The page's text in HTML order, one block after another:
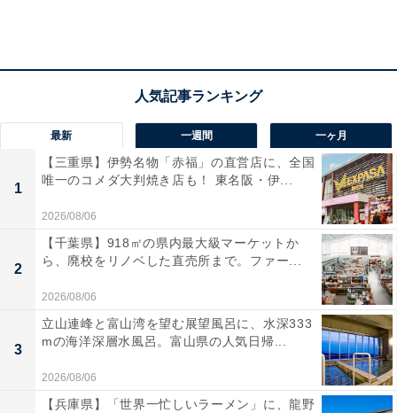
最新 一週間 一ヶ月
1
【三重県】伊勢名物「赤福」の直営店に、全国
唯一のコメダ大判焼き店も！ 東名阪・伊...
2026/08/06
2
【千葉県】918㎡の県内最大級マーケットか
ら、廃校をリノベした直売所まで。ファー...
2026/08/06
3
立山連峰と富山湾を望む展望風呂に、水深333
mの海洋深層水風呂。富山県の人気日帰...
2026/08/06
【兵庫県】「世界一忙しいラーメン」に、龍野